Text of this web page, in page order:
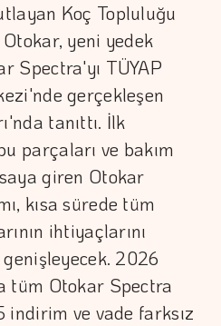
Koç Topluluğu
yeni yedek
Spectra'yı TÜYAP
gerçekleşen
tanıttı. İlk
parçaları ve bakım
giren Otokar
kısa sürede tüm
ihtiyaçlarını
2026
tüm Otokar Spectra
indirim ve vade farksız